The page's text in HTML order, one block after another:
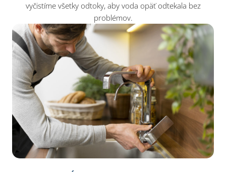
vyčistíme všetky odtoky, aby voda opäť odtekala bez
problémov.